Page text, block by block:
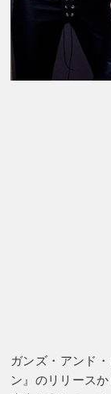
ガンズ・アンド
ン』のリリース